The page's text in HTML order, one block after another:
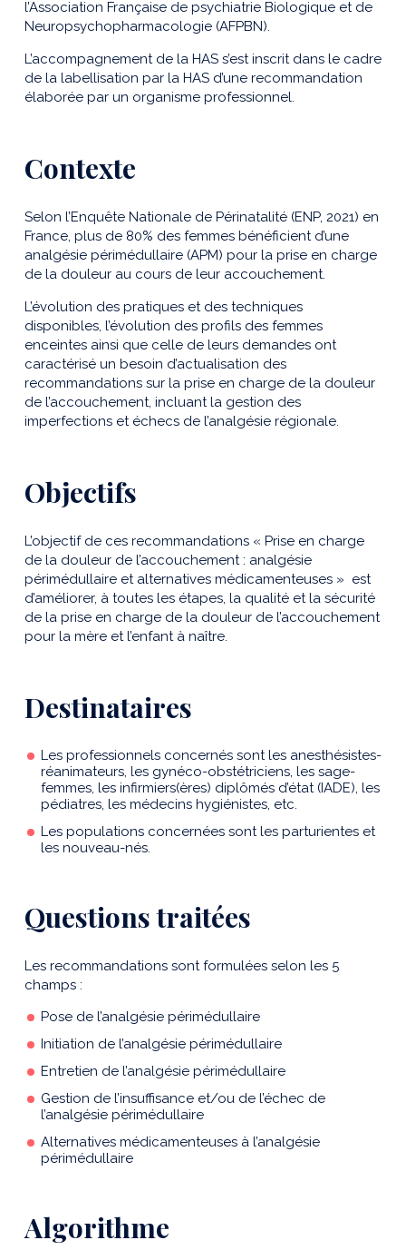
l’Association Française de psychiatrie Biologique et de
Neuropsychopharmacologie (AFPBN).
L’accompagnement de la HAS s’est inscrit dans le cadre
de la labellisation par la HAS d’une recommandation
élaborée par un organisme professionnel.
Contexte
Selon l’Enquête Nationale de Périnatalité (ENP, 2021) en
France, plus de 80% des femmes bénéficient d’une
analgésie périmédullaire (APM) pour la prise en charge
de la douleur au cours de leur accouchement.
L’évolution des pratiques et des techniques
disponibles, l’évolution des profils des femmes
enceintes ainsi que celle de leurs demandes ont
caractérisé un besoin d’actualisation des
recommandations sur la prise en charge de la douleur
de l’accouchement, incluant la gestion des
imperfections et échecs de l’analgésie régionale.
Objectifs
L’objectif de ces recommandations « Prise en charge
de la douleur de l’accouchement : analgésie
périmédullaire et alternatives médicamenteuses » est
d’améliorer, à toutes les étapes, la qualité et la sécurité
de la prise en charge de la douleur de l’accouchement
pour la mère et l’enfant à naître.
Destinataires
Les professionnels concernés sont les anesthésistes-
réanimateurs, les gynéco-obstétriciens, les sage-
femmes, les infirmiers(ères) diplômés d’état (IADE), les
pédiatres, les médecins hygiénistes, etc.
Les populations concernées sont les parturientes et
les nouveau-nés.
Questions traitées
Les recommandations sont formulées selon les 5
champs :
Pose de l’analgésie périmédullaire
Initiation de l’analgésie périmédullaire
Entretien de l’analgésie périmédullaire
Gestion de l’insuffisance et/ou de l’échec de
l’analgésie périmédullaire
Alternatives médicamenteuses à l’analgésie
périmédullaire
Algorithme